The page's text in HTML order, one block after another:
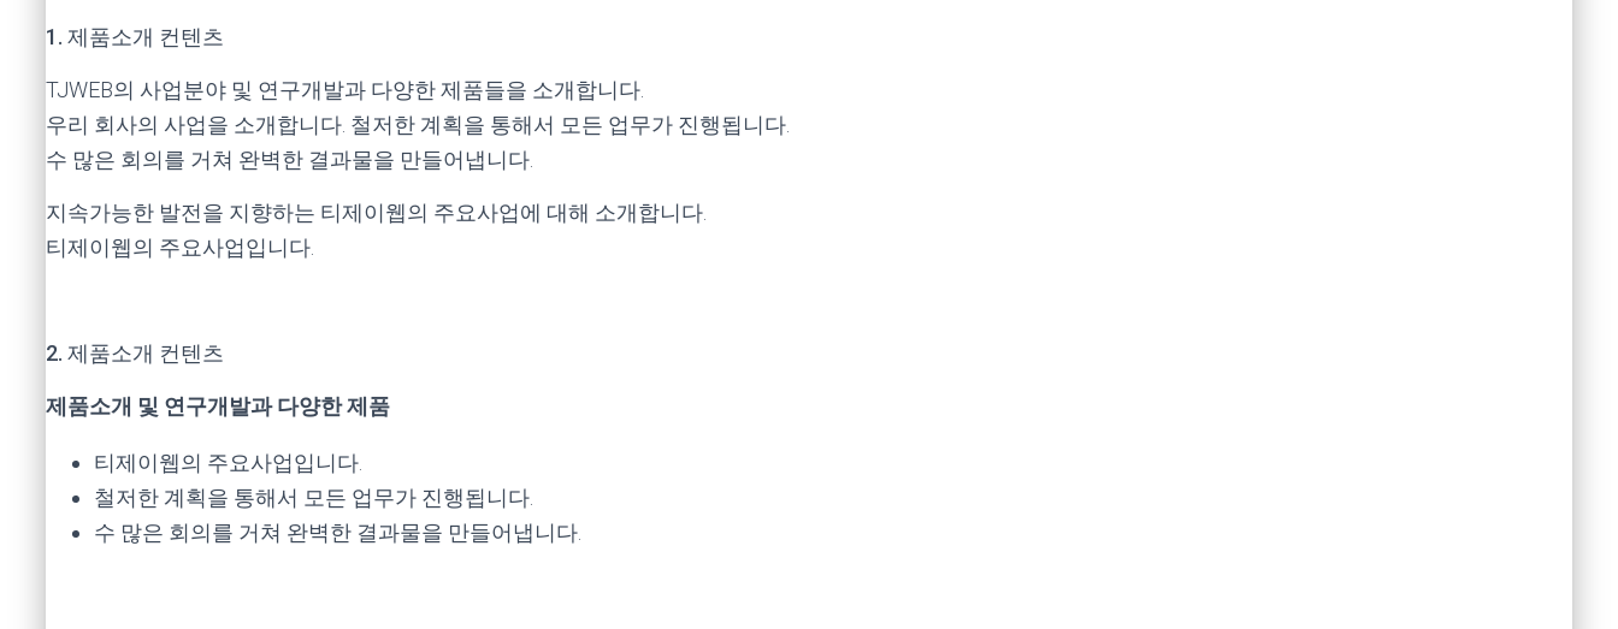
1. 제품소개 컨텐츠
TJWEB의 사업분야 및 연구개발과 다양한 제품들을 소개합니다.
우리 회사의 사업을 소개합니다. 철저한 계획을 통해서 모든 업무가 진행됩니다.
수 많은 회의를 거쳐 완벽한 결과물을 만들어냅니다.
지속가능한 발전을 지향하는 티제이웹의 주요사업에 대해 소개합니다.
티제이웹의 주요사업입니다.
2. 제품소개 컨텐츠
제품소개 및 연구개발과 다양한 제품
티제이웹의 주요사업입니다.
철저한 계획을 통해서 모든 업무가 진행됩니다.
수 많은 회의를 거쳐 완벽한 결과물을 만들어냅니다.